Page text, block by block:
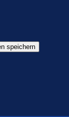
speichern